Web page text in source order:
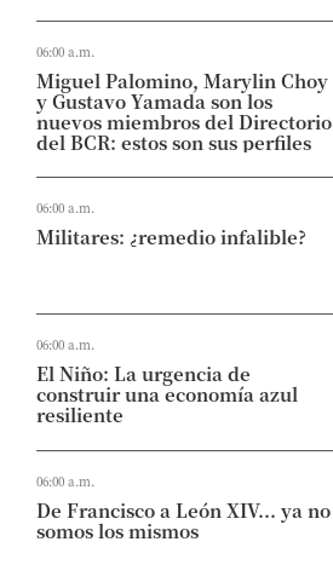
06:00 a.m.
Miguel Palomino, Marylin Choy
y Gustavo Yamada son los
nuevos miembros del Directorio
del BCR: estos son sus perfiles
06:00 a.m.
Militares: ¿remedio infalible?
06:00 a.m.
El Niño: La urgencia de
construir una economía azul
resiliente
06:00 a.m.
De Francisco a León XIV... ya no
somos los mismos